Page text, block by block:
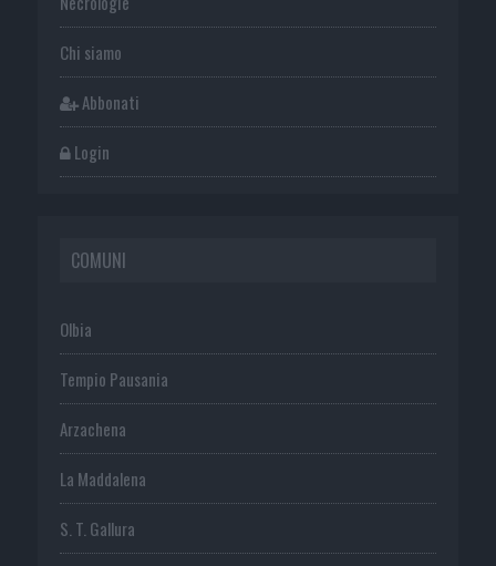
Chi siamo
Abbonati
Login
COMUNI
Olbia
Tempio Pausania
Arzachena
La Maddalena
S. T. Gallura